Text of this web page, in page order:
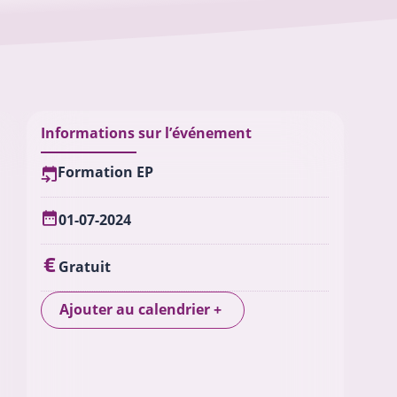
Informations sur l’événement
Formation EP
01-07-2024
Gratuit
Ajouter au calendrier +